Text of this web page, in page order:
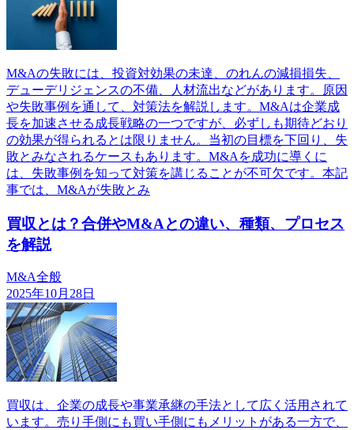
M&Aの失敗には、投資対効果の未達、のれんの減損損失、
デューデリジェンスの不備、人材流出などがあります。原因
や失敗事例を通して、対策法を解説します。M&Aは企業成
長を加速させる成長戦略の一つですが、必ずしも期待どおり
の効果が得られるとは限りません。当初の目標を下回り、失
敗とみなされるケースもあります。M&Aを成功に導くに
は、失敗事例を知って対策を講じることが不可欠です。本記
事では、M&Aが失敗とみ
買収とは？合併やM&Aとの違い、種類、プロセス
を解説
M&A全般
2025年10月28日
買収は、企業の成長や事業承継の手法として広く活用されて
います。売り手側にも買い手側にもメリットがある一方で、